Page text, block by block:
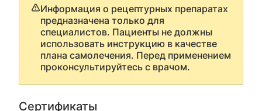
Информация о рецептурных препаратах
предназначена только для
специалистов. Пациенты не должны
использовать инструкцию в качестве
плана самолечения. Перед применением
проконсультируйтесь с врачом.
Сертификаты